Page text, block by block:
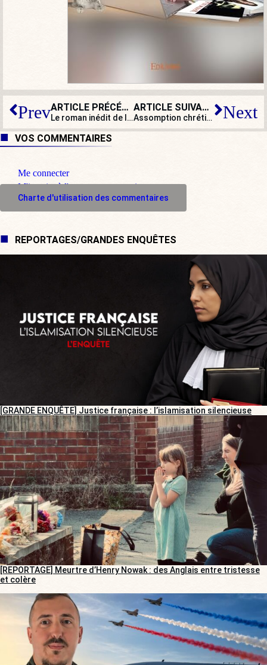
Prev ARTICLE PRÉCÉDENT
Le roman inédit de l’été : Derrière le mur (25)
ARTICLE SUIVANT
Assomption chrétienne et Providence laïque, deux registres religieux hétérogènes Next
VOS COMMENTAIRES
Me connecter
M'inscrire à l'espace commentaire
Charte d'utilisation des commentaires
REPORTAGES/GRANDES ENQUÊTES
[GRANDE ENQUÊTE] Justice française : l’islamisation silencieuse
[REPORTAGE] Meurtre d’Henry Nowak : des Anglais entre tristesse
et colère